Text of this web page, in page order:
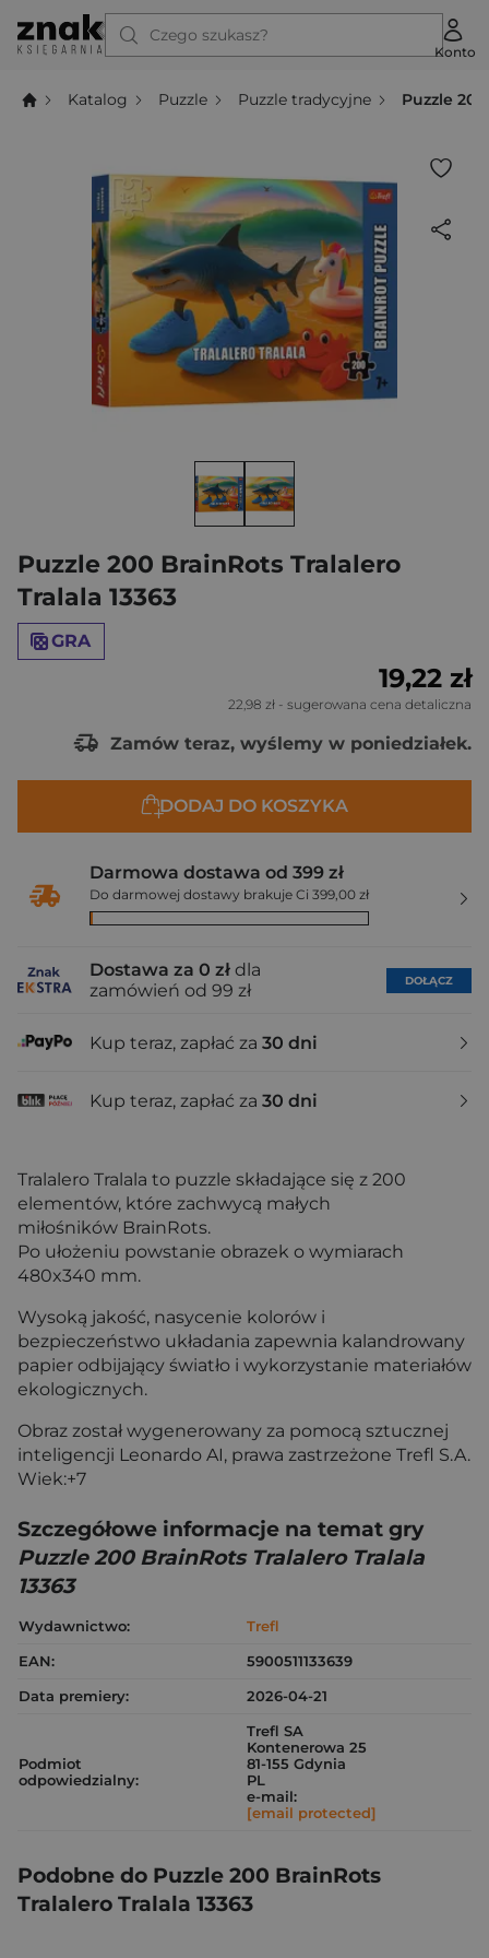
Czego szukasz?
Konto
Katalog Puzzle Puzzle tradycyjne Puzzle
Puzzle 200 BrainRots Tralalero
Tralala 13363
GRA
19,22 zł
22,98 zł - sugerowana cena detaliczna
Zamów teraz, wyślemy w poniedziałek.
DODAJ DO KOSZYKA
Darmowa dostawa od 399 zł
Do darmowej dostawy brakuje Ci 399,00 zł
Dostawa za 0 zł dla
zamówień od 99 zł
DOŁĄCZ
Kup teraz, zapłać za 30 dni
Kup teraz, zapłać za 30 dni
Tralalero Tralala to puzzle składające się z 200
elementów, które zachwycą małych
miłośników BrainRots.
Po ułożeniu powstanie obrazek o wymiarach
480x340 mm.
Wysoką jakość, nasycenie kolorów i
bezpieczeństwo układania zapewnia kalandrowany
papier odbijający światło i wykorzystanie materiałów
ekologicznych.
Obraz został wygenerowany za pomocą sztucznej
inteligencji Leonardo AI, prawa zastrzeżone Trefl S.A.
Wiek:+7
Szczegółowe informacje na temat gry
Puzzle 200 BrainRots Tralalero Tralala
13363
Wydawnictwo:
Trefl
EAN:
5900511133639
Data premiery:
2026-04-21
Podmiot
odpowiedzialny:
Trefl SA
Kontenerowa 25
81-155 Gdynia
PL
e-mail:
[email protected]
Podobne do Puzzle 200 BrainRots
Tralalero Tralala 13363